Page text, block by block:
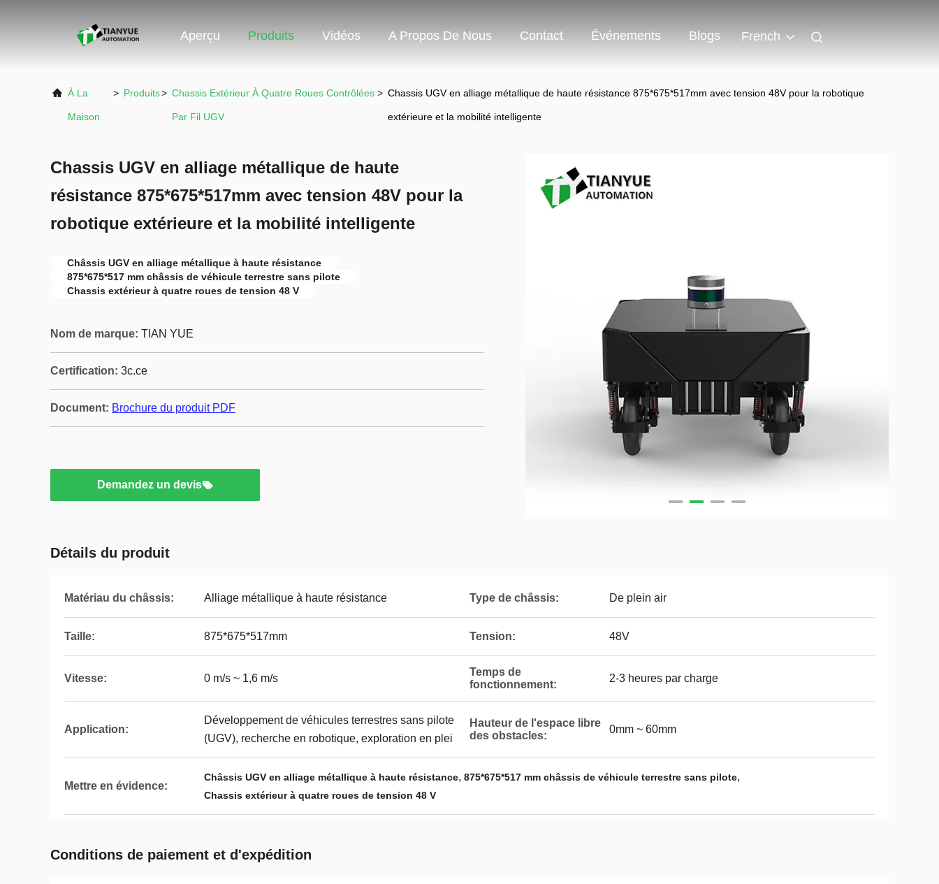
Aperçu Produits Vidéos A Propos De Nous Contact Événements Blogs French
À La
Maison
> Produits> Chassis Extérieur À Quatre Roues Contrôlées
Par Fil UGV
> Chassis UGV en alliage métallique de haute résistance 875*675*517mm avec tension 48V pour la robotique
extérieure et la mobilité intelligente
Chassis UGV en alliage métallique de haute
résistance 875*675*517mm avec tension 48V pour la
robotique extérieure et la mobilité intelligente
Châssis UGV en alliage métallique à haute résistance
875*675*517 mm châssis de véhicule terrestre sans pilote
Chassis extérieur à quatre roues de tension 48 V
Nom de marque: TIAN YUE
Certification: 3c.ce
Document: Brochure du produit PDF
Demandez un devis
Détails du produit
Matériau du châssis: Alliage métallique à haute résistance Type de châssis: De plein air
Taille: 875*675*517mm Tension: 48V
Vitesse: 0 m/s ~ 1,6 m/s
Temps de
fonctionnement:
2-3 heures par charge
Application:
Développement de véhicules terrestres sans pilote
(UGV), recherche en robotique, exploration en plei
Hauteur de l'espace libre
des obstacles:
0mm ~ 60mm
Mettre en évidence:
Châssis UGV en alliage métallique à haute résistance, 875*675*517 mm châssis de véhicule terrestre sans pilote,
Chassis extérieur à quatre roues de tension 48 V
Conditions de paiement et d'expédition